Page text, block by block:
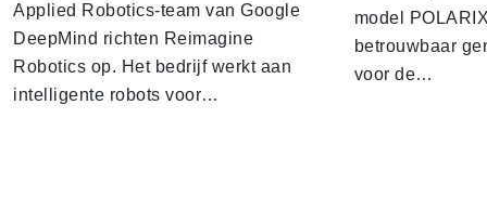
Applied Robotics-team van Google
DeepMind richten Reimagine
Robotics op. Het bedrijf werkt aan
intelligente robots voor…
model
betrouwbaar
voor de…